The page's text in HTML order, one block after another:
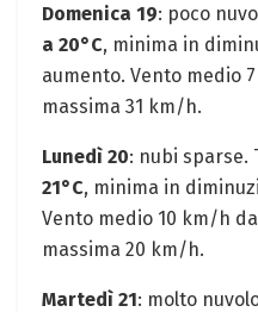
Domenica 19: poco
a 20°C, minima in
aumento. Vento medio
massima 31 km/h.
Lunedì 20: nubi sparse.
21°C, minima in
Vento medio 10 km/h
massima 20 km/h.
Martedì 21: molto